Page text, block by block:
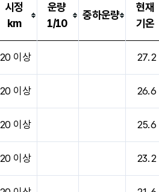
시정
km
운량
1/10
중하운량
현재
기온
20 이상 27.2
20 이상 26.6
20 이상 25.6
20 이상 23.2